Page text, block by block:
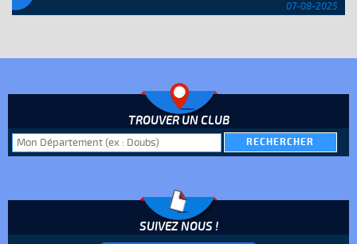
07-08-2025
TROUVER UN CLUB
SUIVEZ NOUS !